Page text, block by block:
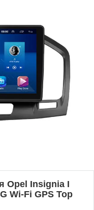
Opel Insignia I
Wi-Fi GPS Top